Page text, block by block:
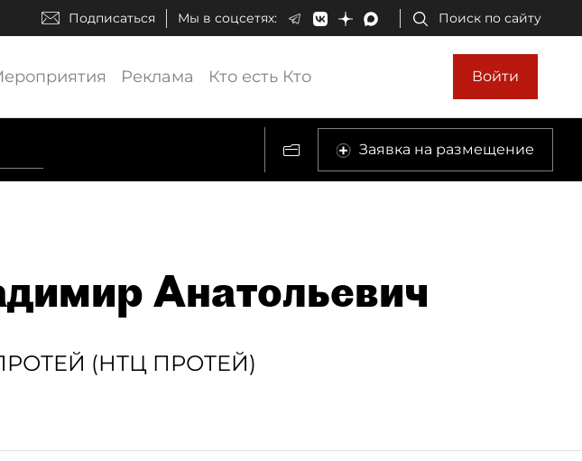
Подписаться Мы в соцсетях: Поиск по сайту
Реклама Кто есть Кто Войти
Заявка на размещение
Анатольевич
(НТЦ ПРОТЕЙ)